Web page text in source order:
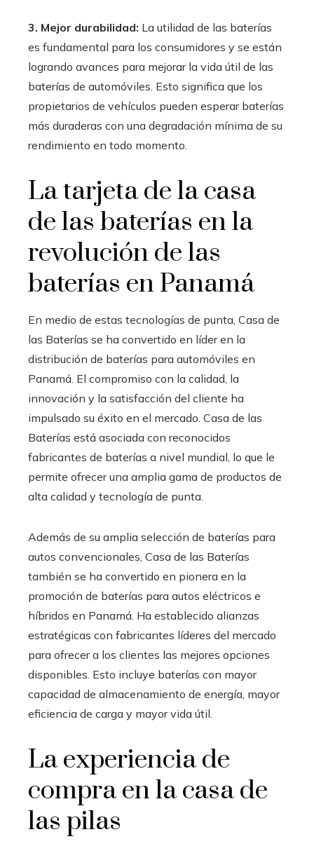
3. Mejor durabilidad: La utilidad de las baterías
es fundamental para los consumidores y se están
logrando avances para mejorar la vida útil de las
baterías de automóviles. Esto significa que los
propietarios de vehículos pueden esperar baterías
más duraderas con una degradación mínima de su
rendimiento en todo momento.
La tarjeta de la casa
de las baterías en la
revolución de las
baterías en Panamá
En medio de estas tecnologías de punta, Casa de
las Baterías se ha convertido en líder en la
distribución de baterías para automóviles en
Panamá. El compromiso con la calidad, la
innovación y la satisfacción del cliente ha
impulsado su éxito en el mercado. Casa de las
Baterías está asociada con reconocidos
fabricantes de baterías a nivel mundial, lo que le
permite ofrecer una amplia gama de productos de
alta calidad y tecnología de punta.
Además de su amplia selección de baterías para
autos convencionales, Casa de las Baterías
también se ha convertido en pionera en la
promoción de baterías para autos eléctricos e
híbridos en Panamá. Ha establecido alianzas
estratégicas con fabricantes líderes del mercado
para ofrecer a los clientes las mejores opciones
disponibles. Esto incluye baterías con mayor
capacidad de almacenamiento de energía, mayor
eficiencia de carga y mayor vida útil.
La experiencia de
compra en la casa de
las pilas